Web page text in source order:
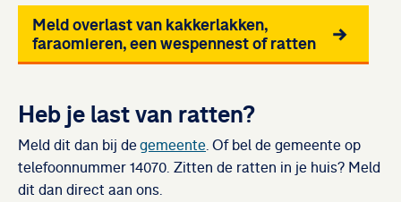
Meld overlast van kakkerlakken,
faraomieren, een wespennest of ratten
Heb je last van ratten?
Meld dit dan bij degemeente . Of bel de gemeente op
telefoonnummer 14070. Zitten de ratten in je huis? Meld
dit dan direct aan ons.